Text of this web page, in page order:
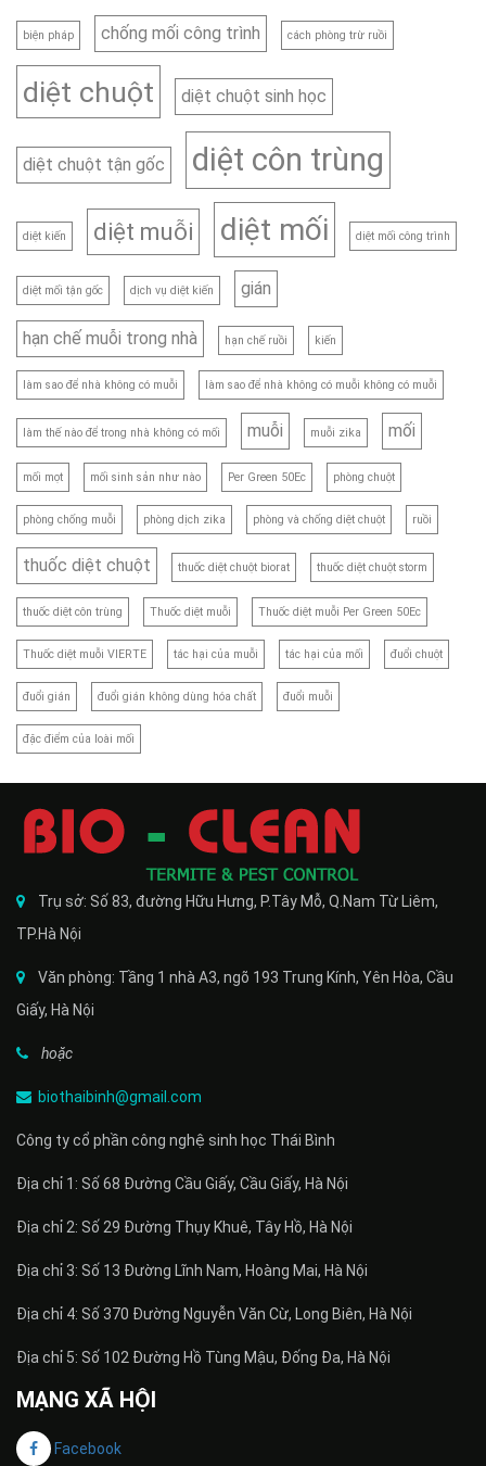
biện pháp chống mối công trình cách phòng trừ ruồi
diệt chuột diệt chuột sinh học
diệt chuột tận gốc diệt côn trùng
diệt kiến diệt muỗi diệt mối diệt mối công trình
diệt mối tận gốc dịch vụ diệt kiến gián
hạn chế muỗi trong nhà hạn chế ruồi kiến
làm sao để nhà không có muỗi làm sao để nhà không có muỗi không có muỗi
làm thế nào để trong nhà không có mối muỗi muỗi zika mối
mối mọt mối sinh sản như nào Per Green 50Ec phòng chuột
phòng chống muỗi phòng dịch zika phòng và chống diệt chuột ruồi
thuốc diệt chuột thuốc diệt chuột biorat thuốc diệt chuột storm
thuốc diệt côn trùng Thuốc diệt muỗi Thuốc diệt muỗi Per Green 50Ec
Thuốc diệt muỗi VIERTE tác hại của muỗi tác hại của mối đuổi chuột
đuổi gián đuổi gián không dùng hóa chất đuổi muỗi
đặc điểm của loài mối
Trụ sở: Số 83, đường Hữu Hưng, P.Tây Mỗ, Q.Nam Từ Liêm,
TP.Hà Nội
Văn phòng: Tầng 1 nhà A3, ngõ 193 Trung Kính, Yên Hòa, Cầu
Giấy, Hà Nội
hoặc
biothaibinh@gmail.com
Công ty cổ phần công nghệ sinh học Thái Bình
Địa chỉ 1: Số 68 Đường Cầu Giấy, Cầu Giấy, Hà Nội
Địa chỉ 2: Số 29 Đường Thụy Khuê, Tây Hồ, Hà Nội
Địa chỉ 3: Số 13 Đường Lĩnh Nam, Hoàng Mai, Hà Nội
Địa chỉ 4: Số 370 Đường Nguyễn Văn Cừ, Long Biên, Hà Nội
Địa chỉ 5: Số 102 Đường Hồ Tùng Mậu, Đống Đa, Hà Nội
MẠNG XÃ HỘI
Facebook